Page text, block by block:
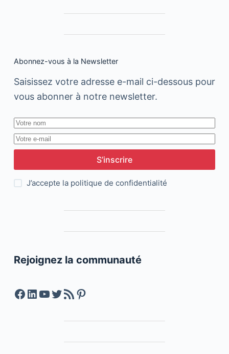
Abonnez-vous à la Newsletter
Saisissez votre adresse e-mail ci-dessous pour
vous abonner à notre newsletter.
S’inscrire
J’accepte la politique de confidentialité
Rejoignez la communauté
Facebook
LinkedIn
YouTube
Twitter
Feed RSSPinterest